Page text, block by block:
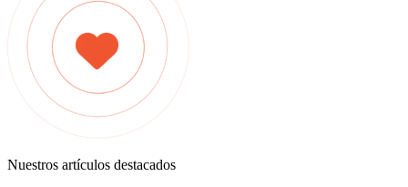
Nuestros artículos destacados